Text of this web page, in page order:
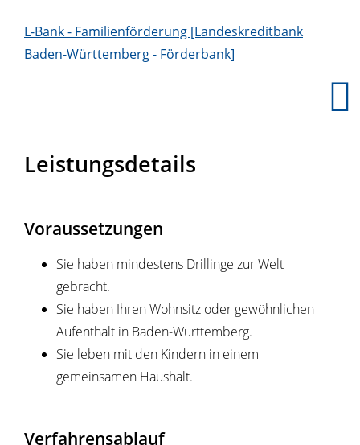
L-Bank - Familienförderung [Landeskreditbank
Baden-Württemberg - Förderbank]
Leistungsdetails
Voraussetzungen
Sie haben mindestens Drillinge zur Welt
gebracht.
Sie haben Ihren Wohnsitz oder gewöhnlichen
Aufenthalt in Baden-Württemberg.
Sie leben mit den Kindern in einem
gemeinsamen Haushalt.
Verfahrensablauf